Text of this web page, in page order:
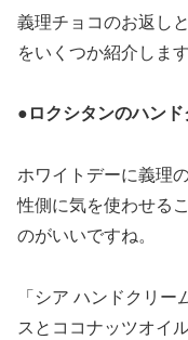
義理チョコのお返し
をいくつか紹介します
● ロクシタンのハン
ホワイトデーに義理
性側に気を使わせる
のがいいですね。
「シア ハンドクリ
スとココナッツオイ